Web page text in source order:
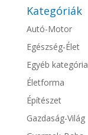
Kategóriák
Autó-Motor
Egészség-Élet
Egyéb kategória
Életforma
Építészet
Gazdaság-Világ